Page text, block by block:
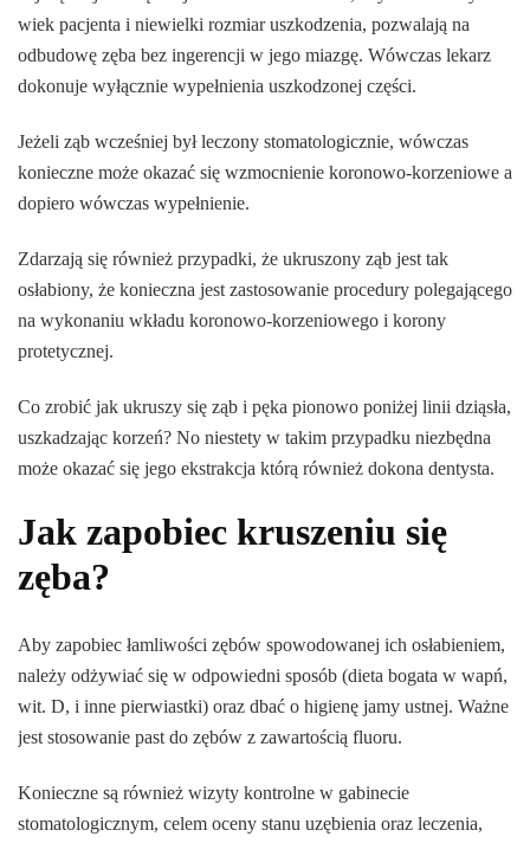
wiek pacjenta i niewielki rozmiar uszkodzenia, pozwalają na
odbudowę zęba bez ingerencji w jego miazgę. Wówczas lekarz
dokonuje wyłącznie wypełnienia uszkodzonej części.
Jeżeli ząb wcześniej był leczony stomatologicznie, wówczas
konieczne może okazać się wzmocnienie koronowo-korzeniowe a
dopiero wówczas wypełnienie.
Zdarzają się również przypadki, że ukruszony ząb jest tak
osłabiony, że konieczna jest zastosowanie procedury polegającego
na wykonaniu wkładu koronowo-korzeniowego i korony
protetycznej.
Co zrobić jak ukruszy się ząb i pęka pionowo poniżej linii dziąsła,
uszkadzając korzeń? No niestety w takim przypadku niezbędna
może okazać się jego ekstrakcja którą również dokona dentysta.
Jak zapobiec kruszeniu się
zęba?
Aby zapobiec łamliwości zębów spowodowanej ich osłabieniem,
należy odżywiać się w odpowiedni sposób (dieta bogata w wapń,
wit. D, i inne pierwiastki) oraz dbać o higienę jamy ustnej. Ważne
jest stosowanie past do zębów z zawartością fluoru.
Konieczne są również wizyty kontrolne w gabinecie
stomatologicznym, celem oceny stanu uzębienia oraz leczenia,